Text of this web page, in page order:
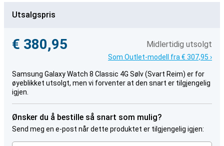
Utsalgspris
€ 380,95 Midlertidig utsolgt
Som Outlet-modell fra € 307,95 ›
Samsung Galaxy Watch 8 Classic 4G Sølv (Svart Reim) er for
øyeblikket utsolgt, men vi forventer at den snart er tilgjengelig
igjen.
Ønsker du å bestille så snart som mulig?
Send meg en e-post når dette produktet er tilgjengelig igjen: